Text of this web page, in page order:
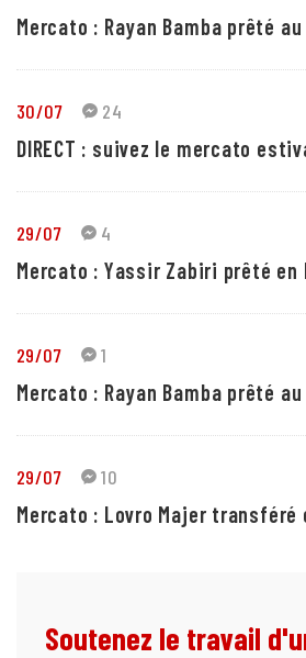
Mercato : Rayan Bamba prêté au
30/07 24
DIRECT : suivez le mercato
29/07 4
Mercato : Yassir Zabiri prêté en
29/07 1
Mercato : Rayan Bamba prêté au
29/07 10
Mercato : Lovro Majer transféré
Soutenez le travail